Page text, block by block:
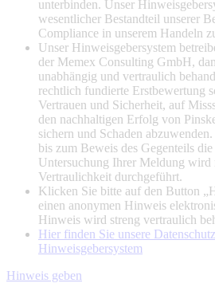
unterbinden. Unser
wesentlicher Bestandteil unserer
Compliance in unserem Handeln
Unser Hinweisgebersystem
der Memex Consulting GmbH,
unabhängig und vertraulich
rechtlich fundierte Erstbewertung
Vertrauen und Sicherheit, auf
den nachhaltigen Erfolg von
sichern und Schaden
bis zum Beweis des Gegenteils
Untersuchung Ihrer Meldung wird
Vertraulichkeit durchgeführt.
Klicken Sie bitte auf den Button
einen anonymen Hinweis
Hinweis wird streng vertraulich
Hier finden Sie unsere
Hinweisgebersystem
Hinweis geben